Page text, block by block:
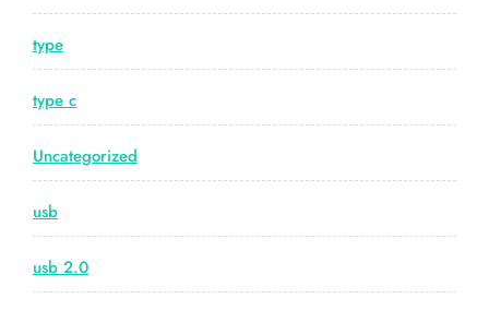
type
type c
Uncategorized
usb
usb 2.0